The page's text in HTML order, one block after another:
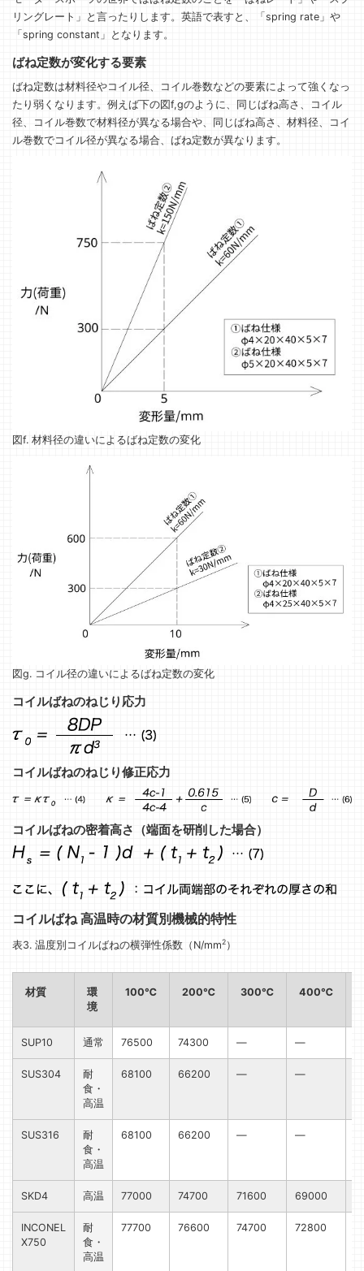
リングレート」と言ったりします。英語で表すと、「spring rate」や
「spring constant」となります。
ばね定数が変化する要素
ばね定数は材料径やコイル径、コイル巻数などの要素によって強くなっ
たり弱くなります。例えば下の図f,gのように、同じばね高さ、コイル
径、コイル巻数で材料径が異なる場合や、同じばね高さ、材料径、コイ
ル巻数でコイル径が異なる場合、ばね定数が異なります。
図f. 材料径の違いによるばね定数の変化
図g. コイル径の違いによるばね定数の変化
コイルばねのねじり応力
コイルばねのねじり修正応力
コイルばねの密着高さ（端面を研削した場合）
コイルばね 高温時の材質別機械的特性
表3. 温度別コイルばねの横弾性係数（N/mm2）
材質
環
境
100℃ 200℃ 300℃ 400℃
SUP10 通常 76500 74300 — —
SUS304
耐
食・
高温
68100 66200 — —
SUS316
耐
食・
高温
68100 66200 — —
SKD4 高温 77000 74700 71600 69000
INCONEL
X750
耐
食・
高温
77700 76600 74700 72800